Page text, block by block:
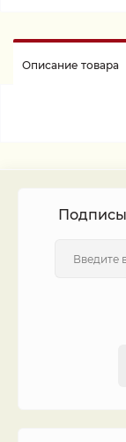
Описание товара